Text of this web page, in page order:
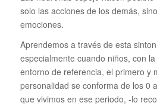
solo las acciones de los demás,
emociones.
Aprendemos a través de esta
especialmente cuando niños, con
entorno de referencia, el primero y
personalidad se conforma de los 0
que vivimos en ese periodo, -lo